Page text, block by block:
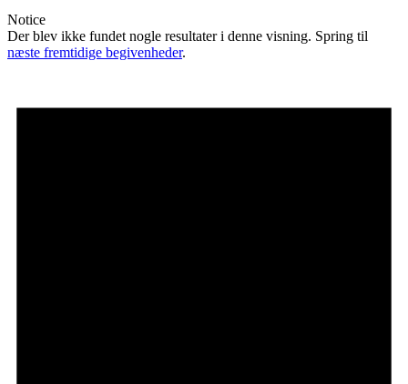
Notice
Der blev ikke fundet nogle resultater i denne visning. Spring til
næste fremtidige begivenheder.